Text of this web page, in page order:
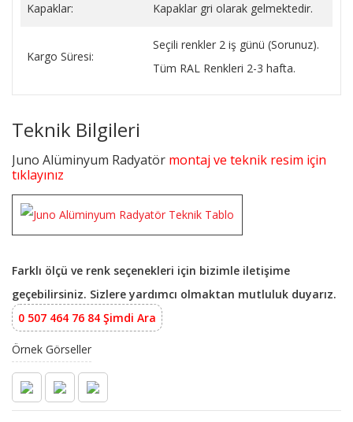
Kapaklar: Kapaklar gri olarak gelmektedir.
Kargo Süresi:
Seçili renkler 2 iş günü (Sorunuz).
Tüm RAL Renkleri 2-3 hafta.
Teknik Bilgileri
Juno Alüminyum Radyatör montaj ve teknik resim için
tıklayınız
Farklı ölçü ve renk seçenekleri için bizimle iletişime
geçebilirsiniz. Sizlere yardımcı olmaktan mutluluk duyarız.
0 507 464 76 84 Şimdi Ara
Örnek Görseller